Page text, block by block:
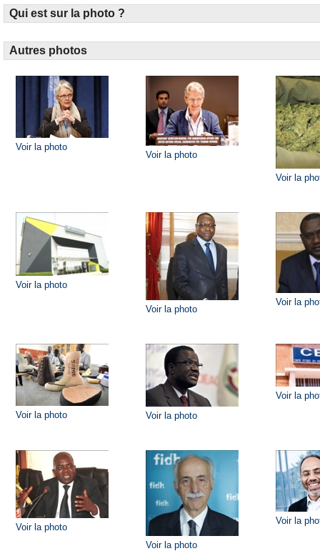
Qui est sur la photo ?
Autres photos
Voir la photo
Voir la photo
Voir la
Voir la photo
Voir la photo
Voir la
Voir la photo Voir la photo
Voir la
Voir la photo
Voir la photo
Voir la